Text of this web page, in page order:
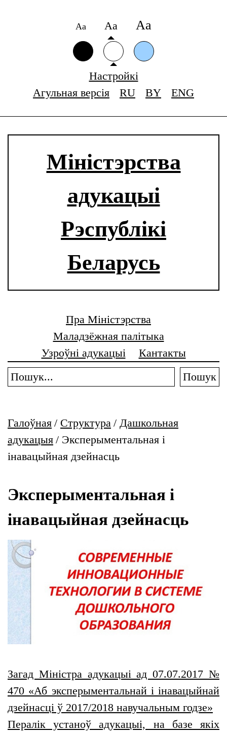
Аа Аа Аа
Настройкі
Агульная версія
RU BY ENG
Міністэрства
адукацыі
Рэспублікі
Беларусь
Пра Міністэрства
Маладзёжная палітыка
Узроўні адукацыі
Кантакты
Пошук
Галоўная / Структура / Дашкольная
адукацыя / Эксперыментальная і
інавацыйная дзейнасць
Эксперыментальная і
інавацыйная дзейнасць
Загад Міністра адукацыі ад 07.07.2017 №
470 «Аб эксперыментальнай і інавацыйнай
дзейнасці ў 2017/2018 навучальным годзе»
Пералiк устаноў адукацыi, на базе якіх